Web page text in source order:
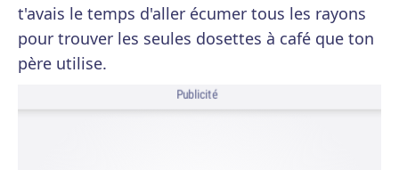
t'avais le temps d'aller écumer tous les rayons
pour trouver les seules dosettes à café que ton
père utilise.
Publicité